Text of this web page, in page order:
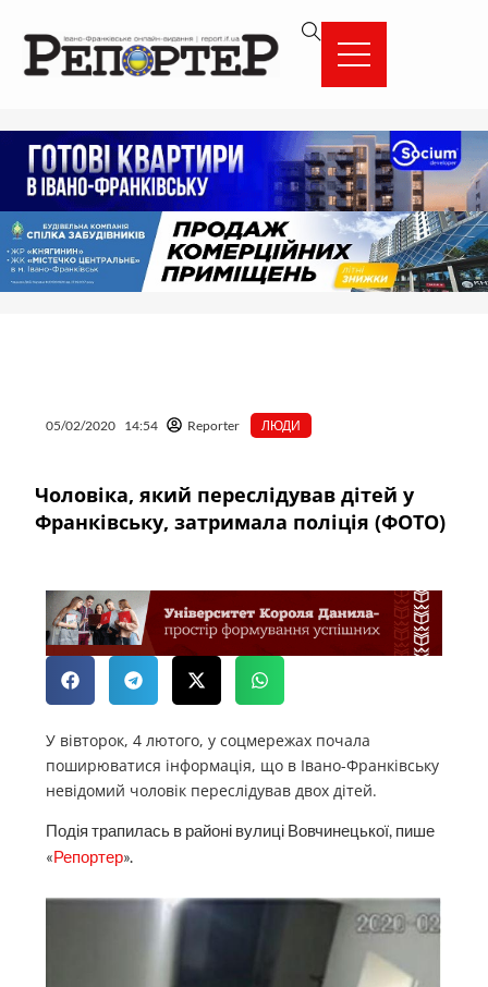
вмісту
05/02/2020 14:54 Reporter ЛЮДИ
Чоловіка, який переслідував дітей у
Франківську, затримала поліція (ФОТО)
У вівторок, 4 лютого, у соцмережах почала
поширюватися інформація, що в Івано-Франківську
невідомий чоловік переслідував двох дітей.
Подія трапилась в районі вулиці Вовчинецької, пише
«Репортер».